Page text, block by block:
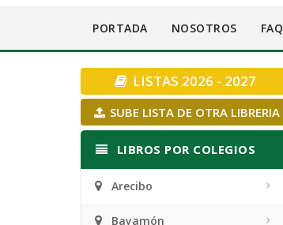
PORTADA NOSOTROS FAQ
LISTAS 2026 - 2027
SUBE LISTA DE OTRA LIBRERIA
LIBROS POR COLEGIOS
Arecibo
Bayamón